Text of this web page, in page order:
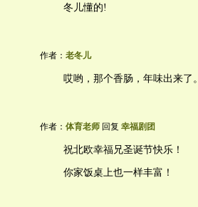
冬儿懂的!
作者： 老冬儿
哎哟，那个香肠，年味出来了
作者： 体育老师 回复 幸福剧团
祝北欧幸福兄圣诞节快乐！
你家饭桌上也一样丰富！